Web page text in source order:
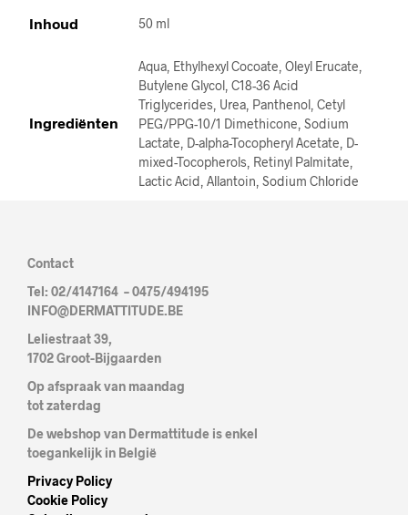
Inhoud 50 ml
Ingrediënten
Aqua, Ethylhexyl Cocoate, Oleyl Erucate,
Butylene Glycol, C18-36 Acid
Triglycerides, Urea, Panthenol, Cetyl
PEG/PPG-10/1 Dimethicone, Sodium
Lactate, D-alpha-Tocopheryl Acetate, D-
mixed-Tocopherols, Retinyl Palmitate,
Lactic Acid, Allantoin, Sodium Chloride
Contact
Tel: 02/4147164 – 0475/494195
INFO@DERMATTITUDE.BE
Leliestraat 39,
1702 Groot-Bijgaarden
Op afspraak van maandag
tot zaterdag
De webshop van Dermattitude is enkel
toegankelijk in België
Privacy Policy
Cookie Policy